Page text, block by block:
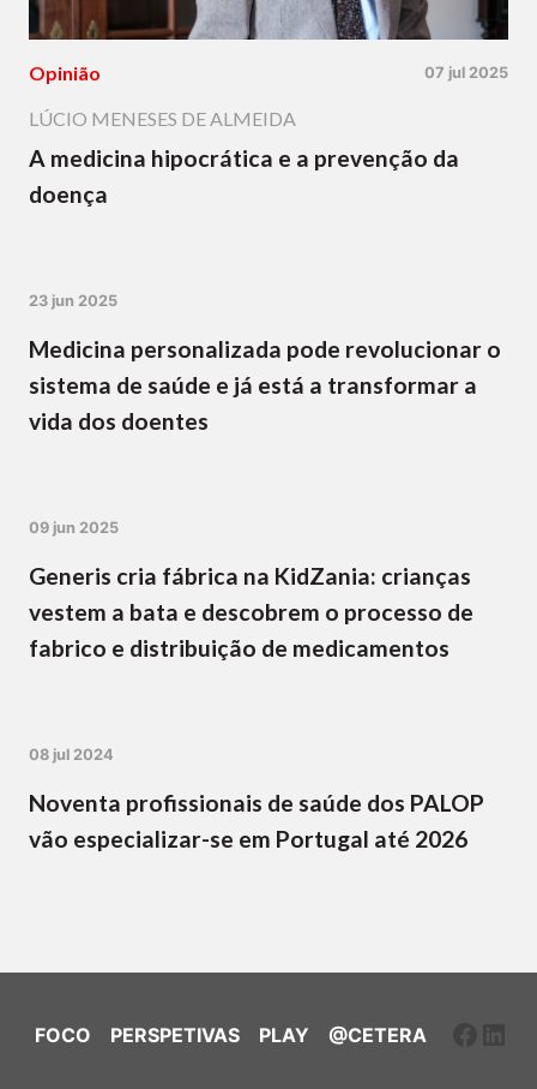
Opinião 07 jul 2025
LÚCIO MENESES DE ALMEIDA
A medicina hipocrática e a prevenção da
doença
23 jun 2025
Medicina personalizada pode revolucionar o
sistema de saúde e já está a transformar a
vida dos doentes
09 jun 2025
Generis cria fábrica na KidZania: crianças
vestem a bata e descobrem o processo de
fabrico e distribuição de medicamentos
08 jul 2024
Noventa profissionais de saúde dos PALOP
vão especializar-se em Portugal até 2026
FOCO PERSPETIVAS PLAY @CETERA